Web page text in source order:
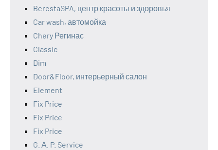
BerestaSPA, центр красоты и здоровья
Car wash, автомойка
Chery Регинас
Classic
Dim
Door&Floor, интерьерный салон
Element
Fix Price
Fix Price
Fix Price
G. А. P. Service